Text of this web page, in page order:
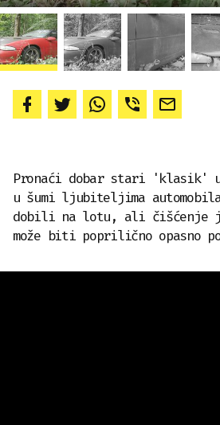
Pronaći dobar stari
u šumi ljubiteljima
dobili na lotu, ali čišćenje
može biti poprilično opasno